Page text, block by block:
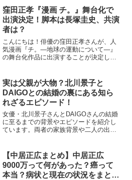
窪田正孝『漫画 チ。』舞台化で
出演決定！脚本は長塚圭史、共演
者は？
こんにちは！​俳優の窪田正孝さんが、人
気漫画『チ。―地球の運動について―』
の舞台化作品に出演することが決定しま
の舞台の詳細や共演者についてご紹介し
ます。​
実は父親が大物？北川景子と
DAIGOとの結婚の裏にある知ら
れざるエピソード！
女優・北川景子さんとDAIGOさんの結婚
に至るまでの背景やエピソードを紹介し
ています。両者の家族背景や二人の出会
【中居正広まとめ】中居正広
9000万って何があった？癌って
本当？病状と現在の状況をまとめ